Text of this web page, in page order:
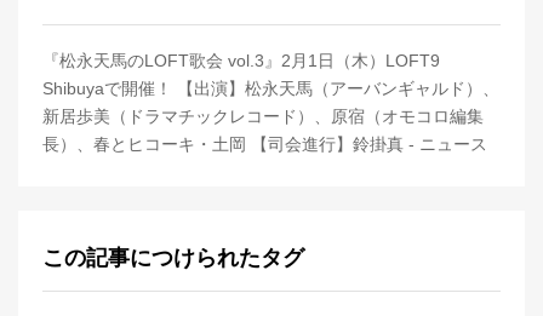
『松永天馬のLOFT歌会 vol.3』2月1日（木）LOFT9
Shibuyaで開催！ 【出演】松永天馬（アーバンギャルド）、
新居歩美（ドラマチックレコード）、原宿（オモコロ編集
長）、春とヒコーキ・土岡 【司会進行】鈴掛真 - ニュース
この記事につけられたタグ